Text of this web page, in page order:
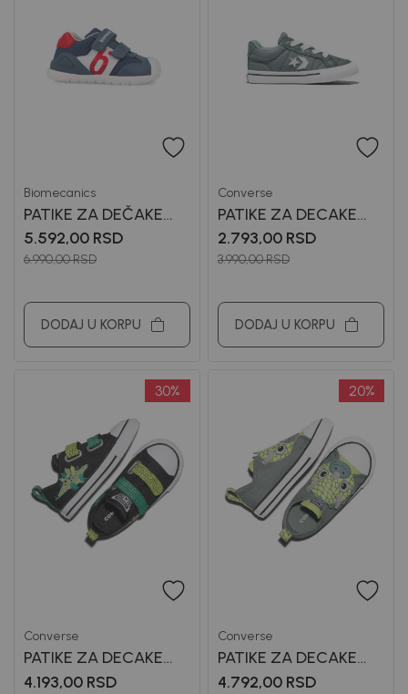
Biomecanics
PATIKE ZA DEČAKE
BIOMECANICS
5.592,00 RSD
6.990,00RSD
DODAJ U KORPU
Converse
PATIKE ZA DECAKE
CONVERSE
2.793,00 RSD
3.990,00RSD
DODAJ U KORPU
30%
Converse
PATIKE ZA DECAKE
CONVERSE
4.193,00 RSD
20%
Converse
PATIKE ZA DECAKE
CONVERSE
4.792,00 RSD